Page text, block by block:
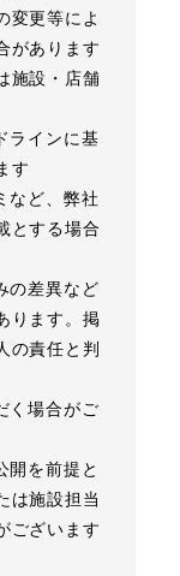
変更等によ
があります
施設・店舗
ラインに基
す
など、弊社
とする場合
の差異など
ります。掲
の責任と判
く場合がご
開を前提と
は施設担当
ございます